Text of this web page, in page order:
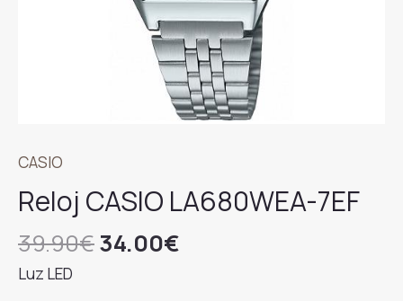
CASIO
Reloj CASIO LA680WEA-7EF
39.90€El
34.00€
Luz LED